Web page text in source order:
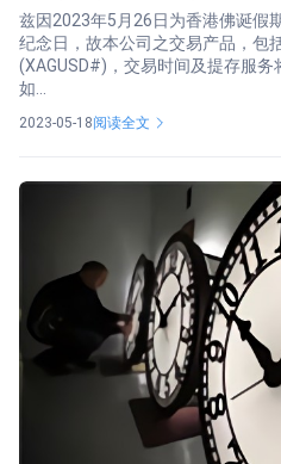
兹因2023年5月26日为香港佛诞假
纪念日，故本公司之交易产品，包
(XAGUSD#)，交易时间及提存服
如...
2023-05-18阅读全文